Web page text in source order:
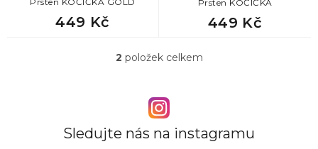
449 Kč
Prsten KOČIČKA
449 Kč
O
á
d
a
2 položek celkem
Sledujte nás na instagramu